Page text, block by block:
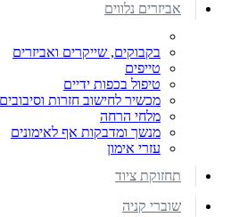
אביזרים נלווים
בקבוקים, שייקרים ואביזרים
טייפים
טיפול בכפות ידיים
מכשיר לחישוב חזרות וסיבובים
מלחי הרחה
מנשך ומדבקות אף לאימונים
עזרי אימון
תחזוקת ציוד
שוברי קניה